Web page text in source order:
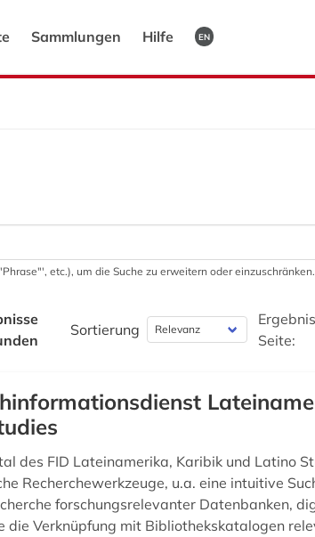
Sammlungen Hilfe EN
etc.), um die Suche zu erweitern oder einzuschränken.
Sortierung
Seite:
des FID Lateinamerika, Karibik und Latino
Recherchewerkzeuge, u.a. eine intuitive
forschungsrelevanter Datenbanken,
die Verknüpfung mit Bibliothekskatalogen